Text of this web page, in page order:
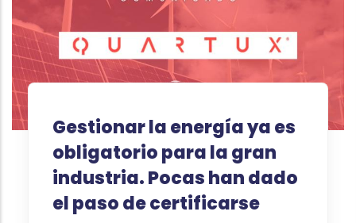
Gestionar la energía ya es
obligatorio para la gran
industria. Pocas han dado
el paso de certificarse